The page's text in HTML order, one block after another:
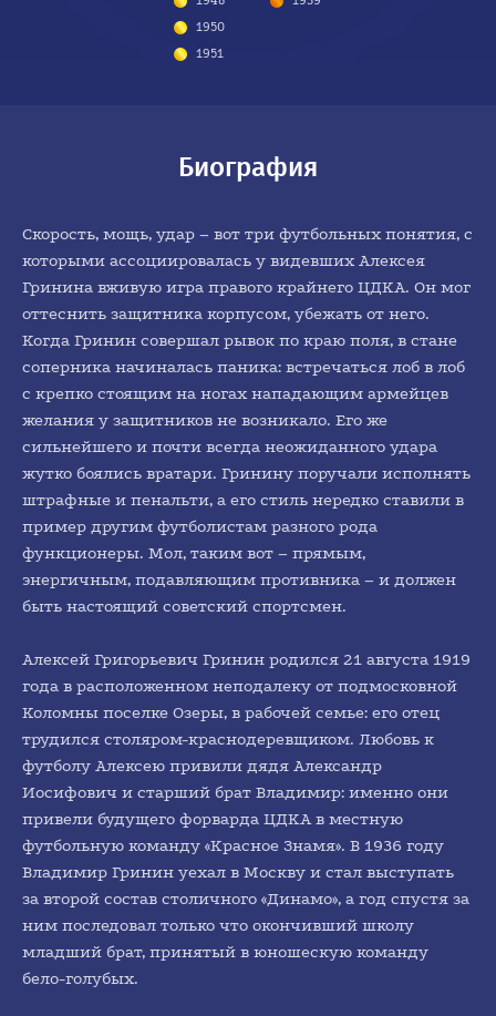
1950
1951
Биография
Скорость, мощь, удар – вот три футбольных понятия, с
которыми ассоциировалась у видевших Алексея
Гринина вживую игра правого крайнего ЦДКА. Он мог
оттеснить защитника корпусом, убежать от него.
Когда Гринин совершал рывок по краю поля, в стане
соперника начиналась паника: встречаться лоб в лоб
с крепко стоящим на ногах нападающим армейцев
желания у защитников не возникало. Его же
сильнейшего и почти всегда неожиданного удара
жутко боялись вратари. Гринину поручали исполнять
штрафные и пенальти, а его стиль нередко ставили в
пример другим футболистам разного рода
функционеры. Мол, таким вот – прямым,
энергичным, подавляющим противника – и должен
быть настоящий советский спортсмен.
Алексей Григорьевич Гринин родился 21 августа 1919
года в расположенном неподалеку от подмосковной
Коломны поселке Озеры, в рабочей семье: его отец
трудился столяром-краснодеревщиком. Любовь к
футболу Алексею привили дядя Александр
Иосифович и старший брат Владимир: именно они
привели будущего форварда ЦДКА в местную
футбольную команду «Красное Знамя». В 1936 году
Владимир Гринин уехал в Москву и стал выступать
за второй состав столичного «Динамо», а год спустя за
ним последовал только что окончивший школу
младший брат, принятый в юношескую команду
бело-голубых.